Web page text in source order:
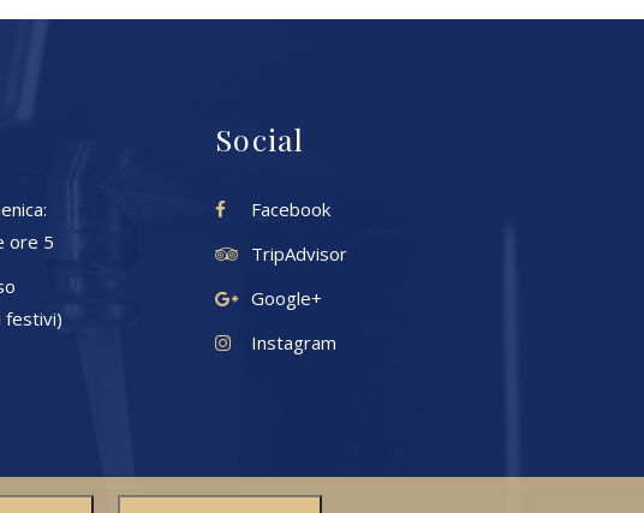
ore 5
festivi)
Social
Facebook
TripAdvisor
Google+
Instagram